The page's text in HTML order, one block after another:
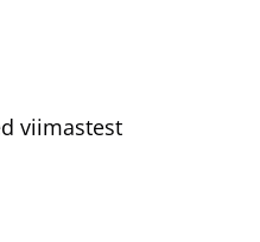
viimastest